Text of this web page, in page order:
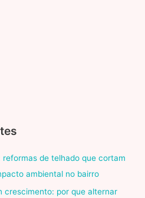
reformas de telhado que cortam
ambiental no bairro
crescimento: por que alternar